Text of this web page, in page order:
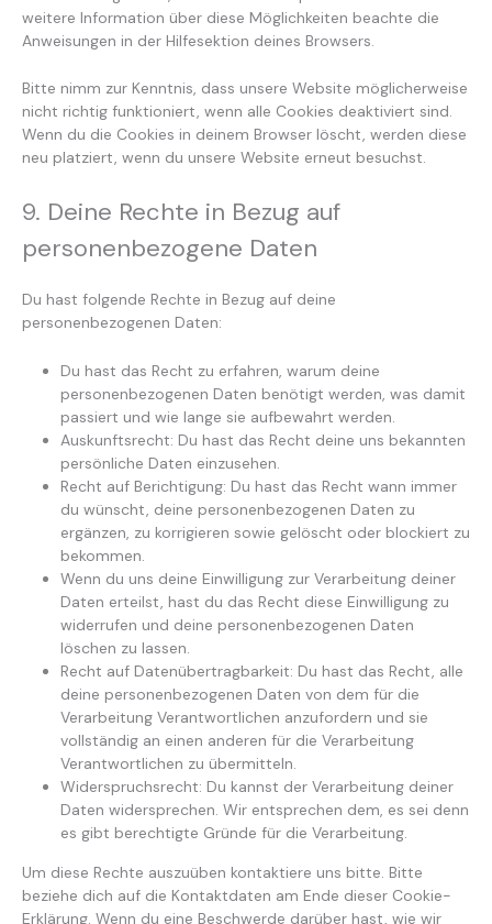
weitere Information über diese Möglichkeiten beachte die
Anweisungen in der Hilfesektion deines Browsers.
Bitte nimm zur Kenntnis, dass unsere Website möglicherweise
nicht richtig funktioniert, wenn alle Cookies deaktiviert sind.
Wenn du die Cookies in deinem Browser löscht, werden diese
neu platziert, wenn du unsere Website erneut besuchst.
9. Deine Rechte in Bezug auf
personenbezogene Daten
Du hast folgende Rechte in Bezug auf deine
personenbezogenen Daten:
Du hast das Recht zu erfahren, warum deine
personenbezogenen Daten benötigt werden, was damit
passiert und wie lange sie aufbewahrt werden.
Auskunftsrecht: Du hast das Recht deine uns bekannten
persönliche Daten einzusehen.
Recht auf Berichtigung: Du hast das Recht wann immer
du wünscht, deine personenbezogenen Daten zu
ergänzen, zu korrigieren sowie gelöscht oder blockiert zu
bekommen.
Wenn du uns deine Einwilligung zur Verarbeitung deiner
Daten erteilst, hast du das Recht diese Einwilligung zu
widerrufen und deine personenbezogenen Daten
löschen zu lassen.
Recht auf Datenübertragbarkeit: Du hast das Recht, alle
deine personenbezogenen Daten von dem für die
Verarbeitung Verantwortlichen anzufordern und sie
vollständig an einen anderen für die Verarbeitung
Verantwortlichen zu übermitteln.
Widerspruchsrecht: Du kannst der Verarbeitung deiner
Daten widersprechen. Wir entsprechen dem, es sei denn
es gibt berechtigte Gründe für die Verarbeitung.
Um diese Rechte auszuüben kontaktiere uns bitte. Bitte
beziehe dich auf die Kontaktdaten am Ende dieser Cookie-
Erklärung. Wenn du eine Beschwerde darüber hast, wie wir